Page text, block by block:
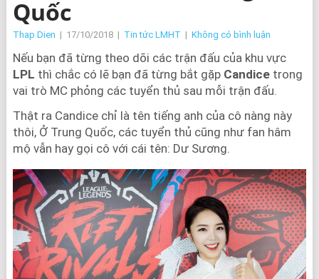
Quốc
Thap Dien | 17/10/2018 | Tin tức LMHT | Không có bình luận
Nếu bạn đã từng theo dõi các trận đấu của khu vực
LPL thì chắc có lẽ bạn đã từng bắt gặp Candicetrong
vai trò MC phỏng các tuyển thủ sau mỗi trận đấu.
Thật ra Candice chỉ là tên tiếng anh của cô nàng này
thôi, Ở Trung Quốc, các tuyển thủ cũng như fan hâm
mộ vẫn hay gọi cô với cái tên: Dư Sương.